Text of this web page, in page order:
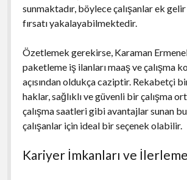
sunmaktadır, böylece çalışanlar ek
fırsatı yakalayabilmektedir.
Özetlemek gerekirse, Karaman
paketleme iş ilanları maaş ve çalışma
açısından oldukça caziptir. Rekabetçi
haklar, sağlıklı ve güvenli bir çalışma
çalışma saatleri gibi avantajlar sunan
çalışanlar için ideal bir seçenek olabilir.
Kariyer İmkanları ve İlerleme